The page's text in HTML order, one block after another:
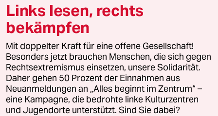
TZ tomás zerolo
, 19:00 Uhr
@RUDLF FISSNER
Das ist alles, was Ihnen dazu einfällt. Die
Linkspartei.
Dabei ist der Verfall der Schulen mindestens
seit den Anfängen der (viel zu langen) Kohl-Ära
zu sehen.
Links lesen, rechts
bekämpfen
Mit doppelter Kraft für eine offene Gesellschaft!
Besonders jetzt brauchen Menschen, die sich gegen
Rechtsextremismus einsetzen, unsere Solidarität.
Daher gehen 50 Prozent der Einnahmen aus
Neuanmeldungen an „Alles beginnt im Zentrum“ –
eine Kampagne, die bedrohte linke Kulturzentren
und Jugendorte unterstützt. Sind Sie dabei?